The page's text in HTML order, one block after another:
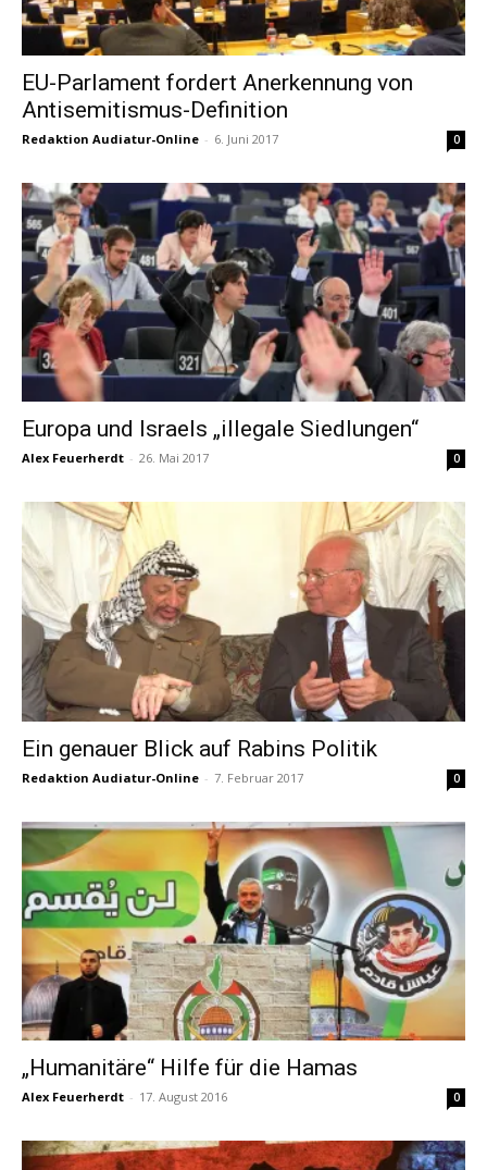
EU-Parlament fordert Anerkennung von
Antisemitismus-Definition
Redaktion Audiatur-Online - 6. Juni 2017 0
Europa und Israels „illegale Siedlungen“
Alex Feuerherdt - 26. Mai 2017 0
Ein genauer Blick auf Rabins Politik
Redaktion Audiatur-Online - 7. Februar 2017 0
„Humanitäre“ Hilfe für die Hamas
Alex Feuerherdt - 17. August 2016 0